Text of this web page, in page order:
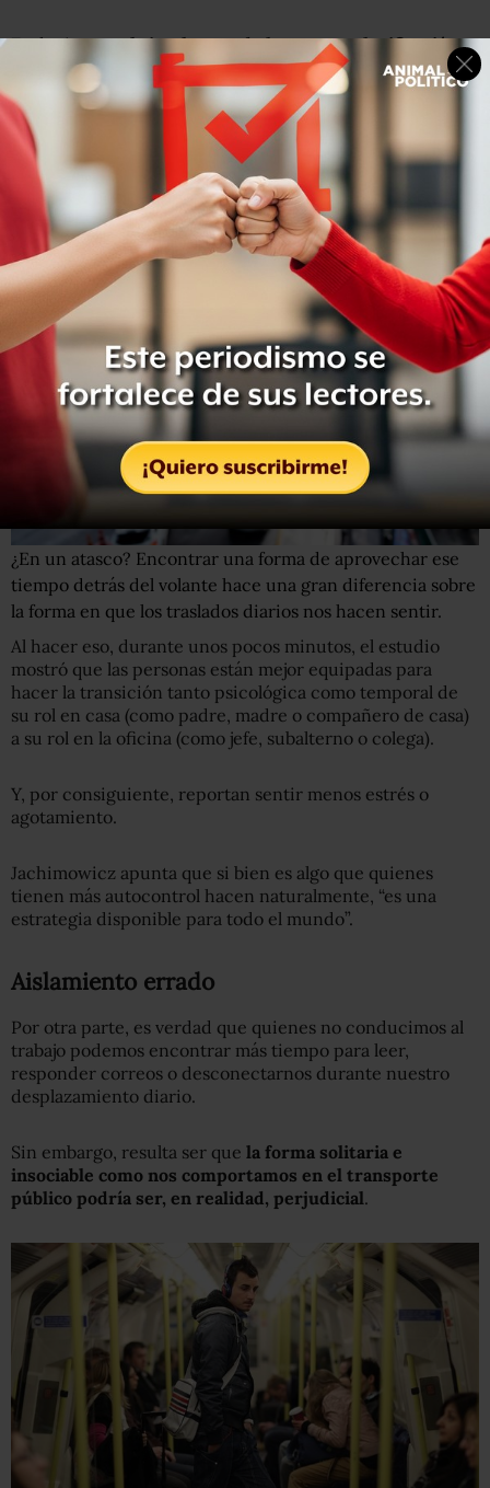
Es decir, queel simple acto de hacer una planificación
mental durante el tiempo de viajehaceuna gran
diferencia.
Básicamente, quienes tienen mayores niveles de
autocontrol se pueden plantear preguntas en la mañana
como: ¿qué debo hacer hoy?, ¿cómo encaja eso en lo que
tengo que hacer esta semana?, ¿tendrá efectos en mis
objetivos de carrera?
¿En un atasco? Encontrar una forma de aprovechar ese
tiempo detrás del volante hace una gran diferencia sobre
la forma en que los traslados diarios nos hacen sentir.
Al hacer eso, durante unos pocos minutos, el estudio
mostró que las personas están mejor equipadas para
hacer la transición tanto psicológica como temporal de
su rol en casa (como padre, madre o compañero de casa)
a su rol en la oficina (como jefe, subalterno o colega).
Y, por consiguiente, reportan sentir menos estrés o
agotamiento.
Jachimowicz apunta que si bien es algo que quienes
tienen más autocontrol hacen naturalmente, “es una
estrategia disponible para todo el mundo”.
Aislamiento errado
Por otra parte, es verdad que quienes no conducimos al
trabajo podemos encontrar más tiempo para leer,
responder correos o desconectarnos durante nuestro
desplazamiento diario.
Sin embargo, resulta ser que la forma solitaria e
insociable como nos comportamos en el transporte
público podría ser, en realidad, perjudicial.